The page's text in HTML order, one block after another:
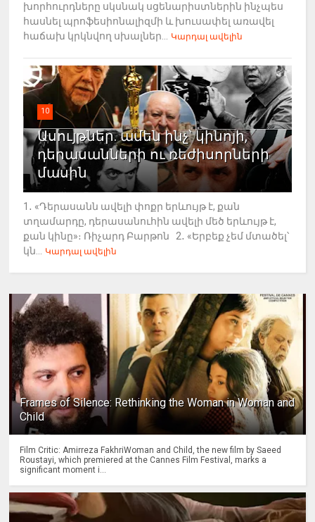
խորհուրդները սկսնակ սցենարիստներին ինչպես
հասնել պրոֆեսիոնալիզմի և խուսափել առավել
հաճախ կրկնվող սխալներ...
Կարդալ ավելին
10
Ասույթներ. ամեն ինչ՝ կինոյի,
դերասանների ու ռեժիսորների
մասին
1․ «Դերասանն ավելի փոքր երևույթ է, քան
տղամարդը, դերասանուհին ավելի մեծ երևույթ է,
քան կինը»։ Ռիչարդ Բարթոն 2․ «Երբեք չեմ մտածել՝
կն...
Կարդալ ավելին
Frames of Silence: Rethinking the Woman in Woman and
Child
Film Critic: Amirreza FakhriWoman and Child, the new film by Saeed
Roustayi, which premiered at the Cannes Film Festival, marks a
significant moment i...